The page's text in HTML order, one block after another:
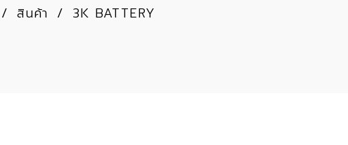
/ สินค้า / 3K BATTERY